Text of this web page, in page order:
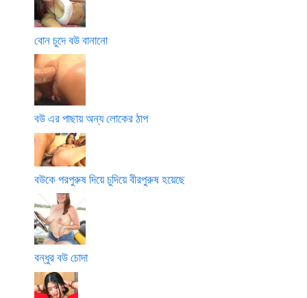
বোন চুদে বউ বানানো
বউ এর পাছায় অন্য লোকের ঠাপ
বউকে পরপুরুষ দিয়ে চুদিয়ে বীরপুরুষ হয়েছে
বন্ধুর বউ চোদা